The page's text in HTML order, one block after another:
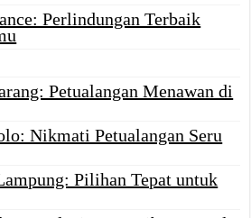
Perlindungan Terbaik
Petualangan Menawan di
Nikmati Petualangan Seru
Pilihan Tepat untuk